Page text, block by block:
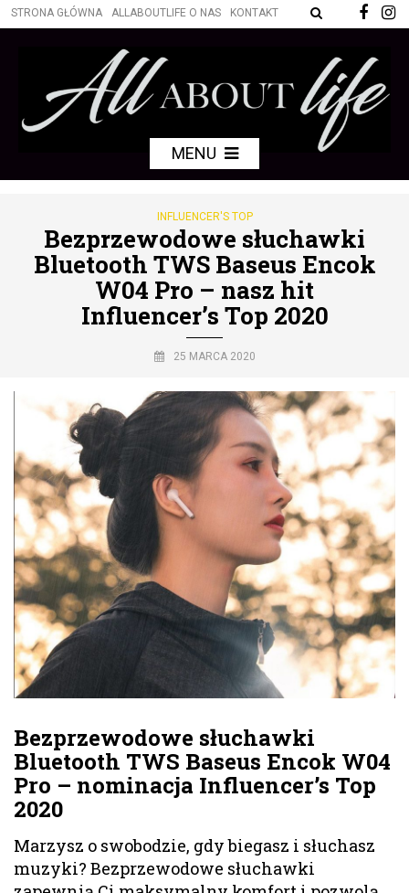
STRONA GŁÓWNA ALLABOUTLIFE O NAS KONTAKT
MENU
INFLUENCER'S TOP
Bezprzewodowe słuchawki
Bluetooth TWS Baseus Encok
W04 Pro – nasz hit
Influencer’s Top 2020
25 MARCA 2020
Bezprzewodowe słuchawki
Bluetooth TWS Baseus Encok W04
Pro – nominacja Influencer’s Top
2020
Marzysz o swobodzie, gdy biegasz i słuchasz
muzyki? Bezprzewodowe słuchawki